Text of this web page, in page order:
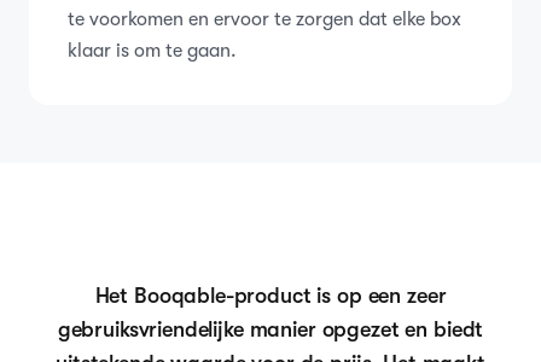
te voorkomen en ervoor te zorgen dat elke box
klaar is om te gaan.
Het Booqable-product is op een zeer
gebruiksvriendelijke manier opgezet en biedt